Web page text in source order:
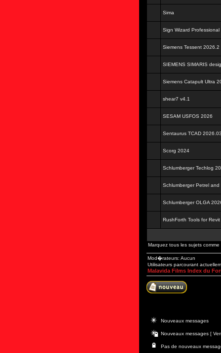
Sima
Sign Wizard Professional
Siemens Tessent 2026.2
SIEMENS SIMARIS
Siemens Catapult Ultra
shear7 v4.1
SESAM USFOS 2026
Sentaurus TCAD
Scorg 2024
Schlumberger Techlog
Schlumberger Petrel
Schlumberger OLGA
RushForth Tools for
Marquez tous les sujets comme
Mod�rateurs: Aucun
Utilisateurs parcourant
Malavida Films Index du
Nouveaux messages
Nouveaux messages [
Pas de nouveaux